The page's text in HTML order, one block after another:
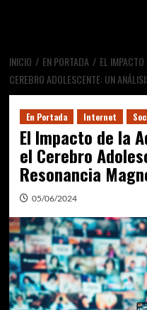
INICIO EN PORTADA
EL
CEREBRO ADOLESCENTE: UN
En Portada Internet
El Impacto de la
el Cerebro
Resonancia
05/06/2024